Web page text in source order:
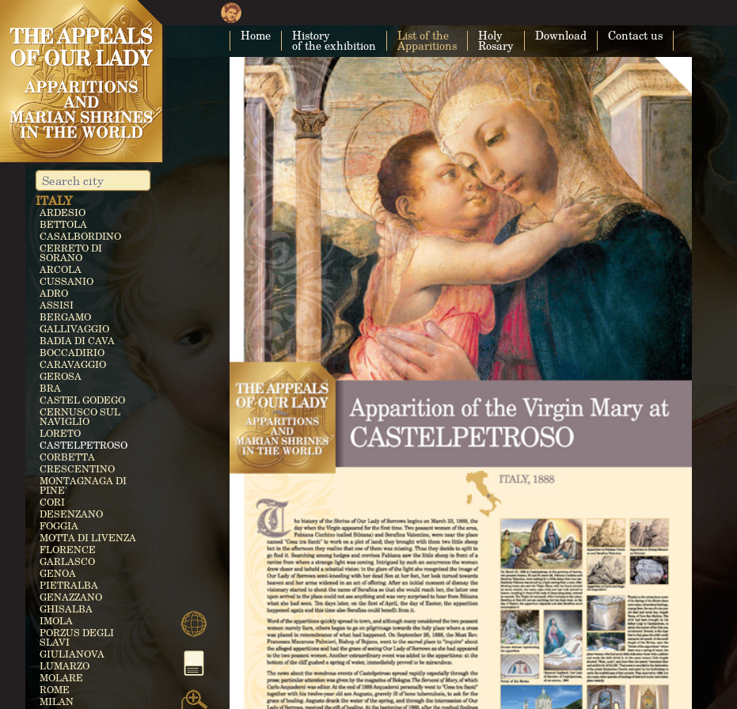
Home History
of the exhibition
List of the
Apparitions
Holy
Rosary
Download Contact us
This page can't load Google Maps correctly.
Do you own this website? OK
CUBA
COSTA RICA
CARTAGO
EGYPT
ZEITUN
GERMANY
KEVELAER
HEROLDSBACH
HEEDE
MARIENFRIED
INDIA
VAILANKANNI
KALLIKULAM
ITALY
ARDESIO
BETTOLA
CASALBORDINO
CERRETO DI
SORANO
ARCOLA
CUSSANIO
ADRO
ASSISI
BERGAMO
GALLIVAGGIO
BADIA DI CAVA
BOCCADIRIO
CARAVAGGIO
GEROSA
BRA
CASTEL GODEGO
CERNUSCO SUL
NAVIGLIO
LORETO
CASTELPETROSO
CORBETTA
CRESCENTINO
MONTAGNAGA DI
PINE'
CORI
DESENZANO
FOGGIA
MOTTA DI LIVENZA
FLORENCE
GARLASCO
GENOA
PIETRALBA
GENAZZANO
GHISALBA
IMOLA
PORZUS DEGLI
SLAVI
GIULIANOVA
LUMARZO
MOLARE
ROME
MILAN